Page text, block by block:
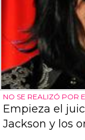
NO SE REALIZÓ POR
Empieza el
Jackson y los